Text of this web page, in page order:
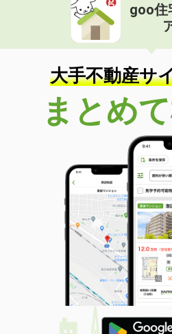
goo住
大手不動産サ
まとめ